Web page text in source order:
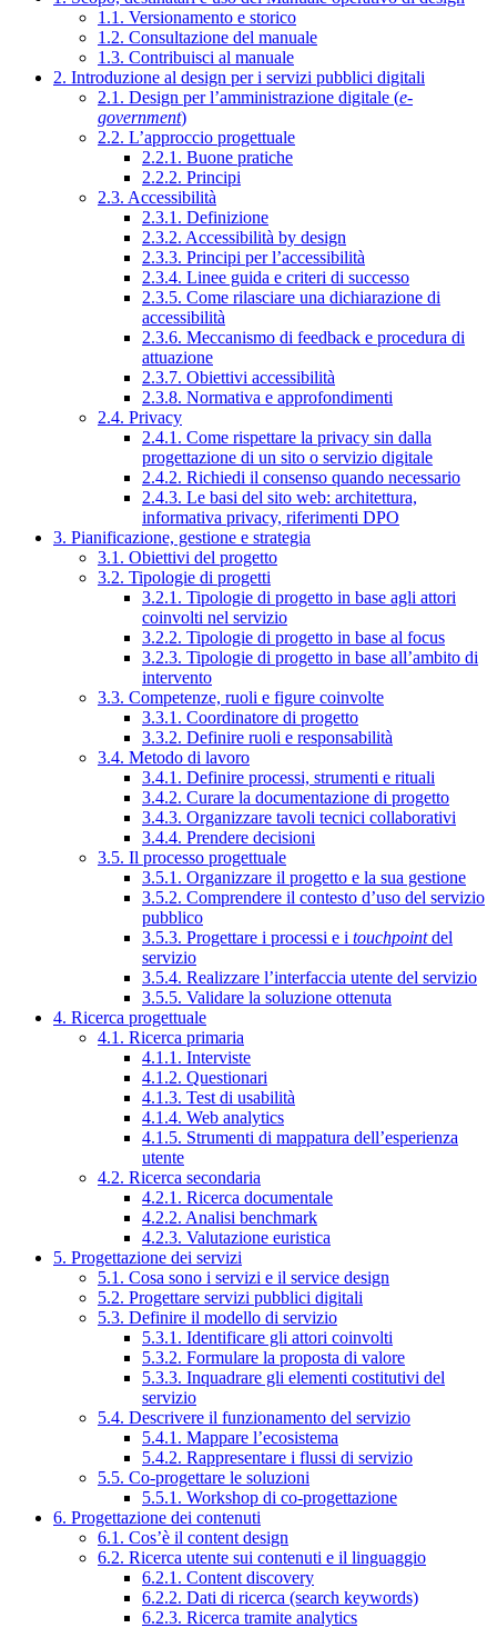
1.1. Versionamento e storico
1.2. Consultazione del manuale
1.3. Contribuisci al manuale
2. Introduzione al design per i servizi pubblici digitali
2.1. Design per l’amministrazione digitale (e-
government)
2.2. L’approccio progettuale
2.2.1. Buone pratiche
2.2.2. Principi
2.3. Accessibilità
2.3.1. Definizione
2.3.2. Accessibilità by design
2.3.3. Principi per l’accessibilità
2.3.4. Linee guida e criteri di successo
2.3.5. Come rilasciare una dichiarazione di
accessibilità
2.3.6. Meccanismo di feedback e procedura di
attuazione
2.3.7. Obiettivi accessibilità
2.3.8. Normativa e approfondimenti
2.4. Privacy
2.4.1. Come rispettare la privacy sin dalla
progettazione di un sito o servizio digitale
2.4.2. Richiedi il consenso quando necessario
2.4.3. Le basi del sito web: architettura,
informativa privacy, riferimenti DPO
3. Pianificazione, gestione e strategia
3.1. Obiettivi del progetto
3.2. Tipologie di progetti
3.2.1. Tipologie di progetto in base agli attori
coinvolti nel servizio
3.2.2. Tipologie di progetto in base al focus
3.2.3. Tipologie di progetto in base all’ambito di
intervento
3.3. Competenze, ruoli e figure coinvolte
3.3.1. Coordinatore di progetto
3.3.2. Definire ruoli e responsabilità
3.4. Metodo di lavoro
3.4.1. Definire processi, strumenti e rituali
3.4.2. Curare la documentazione di progetto
3.4.3. Organizzare tavoli tecnici collaborativi
3.4.4. Prendere decisioni
3.5. Il processo progettuale
3.5.1. Organizzare il progetto e la sua gestione
3.5.2. Comprendere il contesto d’uso del servizio
pubblico
3.5.3. Progettare i processi e i touchpointdel
servizio
3.5.4. Realizzare l’interfaccia utente del servizio
3.5.5. Validare la soluzione ottenuta
4. Ricerca progettuale
4.1. Ricerca primaria
4.1.1. Interviste
4.1.2. Questionari
4.1.3. Test di usabilità
4.1.4. Web analytics
4.1.5. Strumenti di mappatura dell’esperienza
utente
4.2. Ricerca secondaria
4.2.1. Ricerca documentale
4.2.2. Analisi benchmark
4.2.3. Valutazione euristica
5. Progettazione dei servizi
5.1. Cosa sono i servizi e il service design
5.2. Progettare servizi pubblici digitali
5.3. Definire il modello di servizio
5.3.1. Identificare gli attori coinvolti
5.3.2. Formulare la proposta di valore
5.3.3. Inquadrare gli elementi costitutivi del
servizio
5.4. Descrivere il funzionamento del servizio
5.4.1. Mappare l’ecosistema
5.4.2. Rappresentare i flussi di servizio
5.5. Co-progettare le soluzioni
5.5.1. Workshop di co-progettazione
6. Progettazione dei contenuti
6.1. Cos’è il content design
6.2. Ricerca utente sui contenuti e il linguaggio
6.2.1. Content discovery
6.2.2. Dati di ricerca (search keywords)
6.2.3. Ricerca tramite analytics